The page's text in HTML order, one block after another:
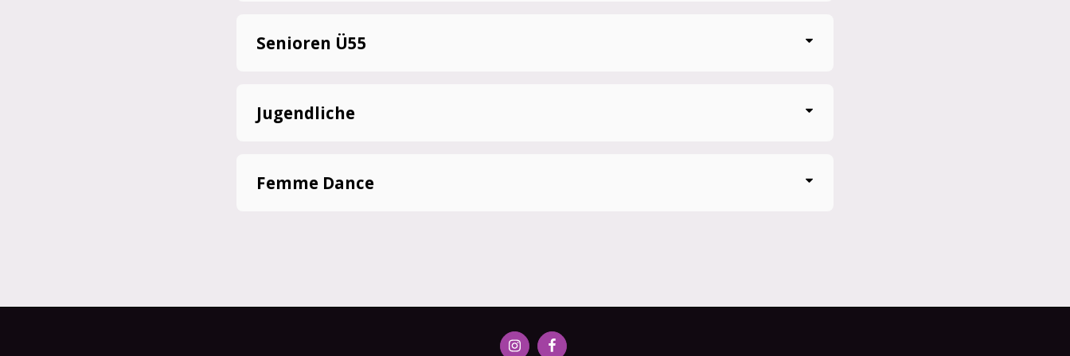
Senioren Ü55
Jugendliche
Femme Dance